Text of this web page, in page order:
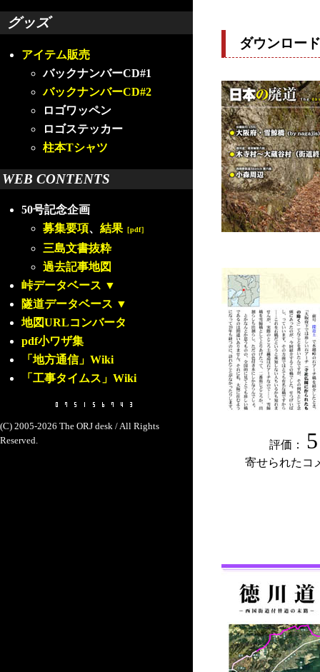
グッズ
アイテム販売
バックナンバーCD#1
バックナンバーCD#2
ロゴワッペン
ロゴステッカー
柱本Tシャツ
WEB CONTENTS
50号記念企画
募集要項、 結果 ［pdf］
三島文書抜粋
過去記事地図
峠データベース ▼
隧道データベース ▼
地図URLコンバータ
pdf小ワザ集
「地方通信」Wiki
「工事タイムス」Wiki
(C) 2005-2026 The ORJ desk / All Rights
Reserved.
ダウンロー
評価： 5
寄せられたコ